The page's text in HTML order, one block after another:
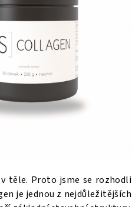
těle. Proto jsme se rozhodli
je jednou z nejdůležitějších